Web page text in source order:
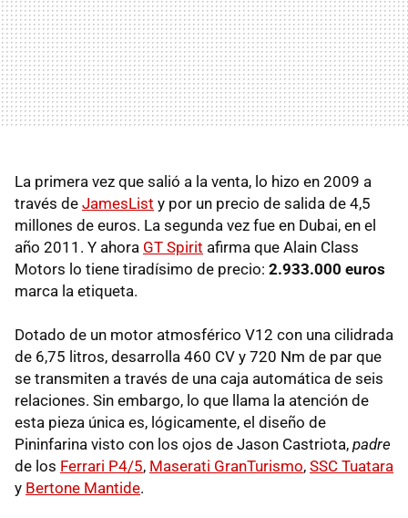
La primera vez que salió a la venta, lo hizo en 2009 a
través de JamesList y por un precio de salida de 4,5
millones de euros. La segunda vez fue en Dubai, en el
año 2011. Y ahora GT Spirit afirma que Alain Class
Motors lo tiene tiradísimo de precio: 2.933.000 euros
marca la etiqueta.
Dotado de un motor atmosférico V12 con una cilidrada
de 6,75 litros, desarrolla 460 CV y 720 Nm de par que
se transmiten a través de una caja automática de seis
relaciones. Sin embargo, lo que llama la atención de
esta pieza única es, lógicamente, el diseño de
Pininfarina visto con los ojos de Jason Castriota, padre
de los Ferrari P4/5, Maserati GranTurismo, SSC Tuatara
y Bertone Mantide.